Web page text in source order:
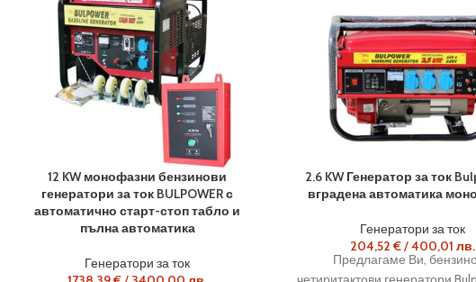
12 KW монофазни бензинови
генератори за ток BULPOWER с
автоматично старт-стоп табло и
пълна автоматика
Генератори за ток
2.6 KW Генератор за ток
вградена автоматика
Генератори за ток
204,52 €/400,01 лв.
Предлагаме Ви,